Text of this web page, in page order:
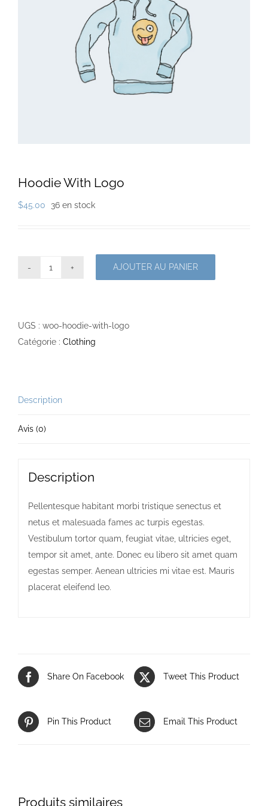
Hoodie With Logo
$45.00 36 en stock
With
Logo
AJOUTER AU PANIER
UGS : woo-hoodie-with-logo
Catégorie : Clothing
Description
Avis (0)
Description
Pellentesque habitant morbi tristique senectus et
netus et malesuada fames ac turpis egestas.
Vestibulum tortor quam, feugiat vitae, ultricies eget,
tempor sit amet, ante. Donec eu libero sit amet quam
egestas semper. Aenean ultricies mi vitae est. Mauris
placerat eleifend leo.
Share On Facebook Tweet This Product
Pin This Product Email This Product
Produits similaires